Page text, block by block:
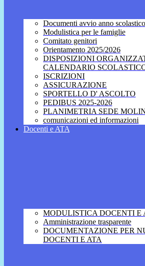
Documenti avvio anno scolastico
Modulistica per le famiglie
Comitato genitori
Orientamento 2025/2026
DISPOSIZIONI
CALENDARIO
ISCRIZIONI
ASSICURAZIONE
SPORTELLO D' ASCOLTO
PEDIBUS 2025-2026
PLANIMETRIA SEDE
comunicazioni ed informazioni
Docenti e ATA
MODULISTICA DOCENTI E
Amministrazione trasparente
DOCUMENTAZIONE PER
DOCENTI E ATA